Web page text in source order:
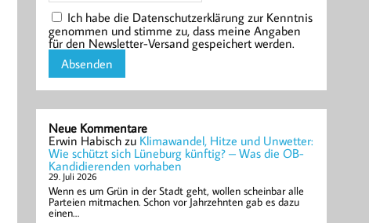
Ich habe die Datenschutzerklärung zur Kenntnis
genommen und stimme zu, dass meine Angaben
für den Newsletter-Versand gespeichert werden.
Neue Kommentare
Erwin Habisch zu Klimawandel, Hitze und Unwetter:
Wie schützt sich Lüneburg künftig? – Was die OB-
Kandidierenden vorhaben
29. Juli 2026
Wenn es um Grün in der Stadt geht, wollen scheinbar alle
Parteien mitmachen. Schon vor Jahrzehnten gab es dazu
einen…